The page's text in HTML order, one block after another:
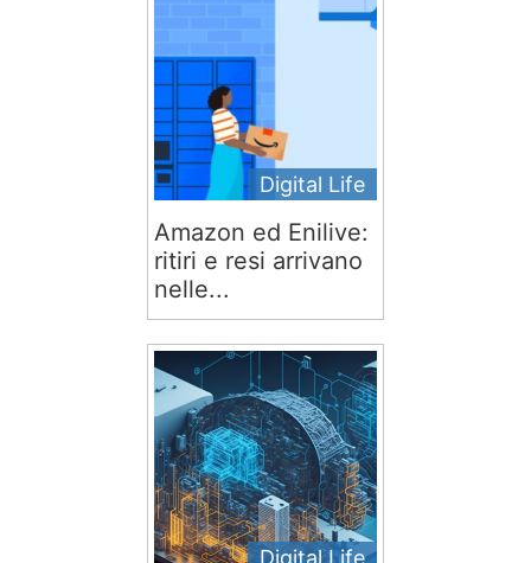
Digital Life
Amazon ed Enilive:
ritiri e resi arrivano
nelle...
Digital Life